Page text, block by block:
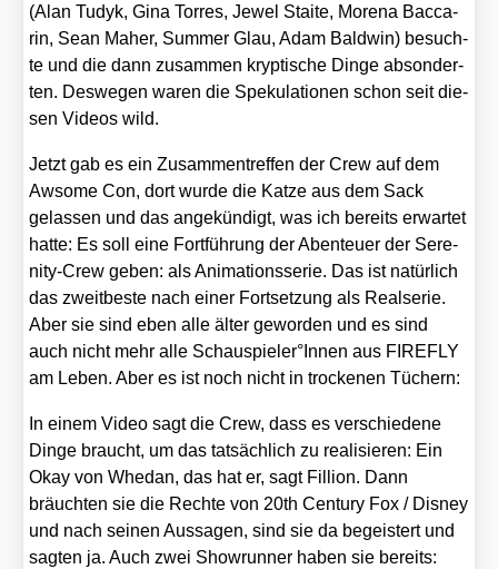
(Alan Tudyk, Gina Tor­res, Jewel Staite, More­na Bac­ca­
rin, Sean Maher, Sum­mer Glau, Adam Bald­win) besuch­
te und die dann zusam­men kryp­ti­sche Din­ge abson­der­
ten. Des­we­gen waren die Spe­ku­la­tio­nen schon seit die­
sen Vide­os wild.
Jetzt gab es ein Zusam­men­tref­fen der Crew auf dem
Awso­me Con, dort wur­de die Kat­ze aus dem Sack
gelas­sen und das ange­kün­digt, was ich bereits erwar­tet
hat­te: Es soll eine Fort­füh­rung der Aben­teu­er der Sere­
ni­ty-Crew geben: als Ani­ma­ti­ons­se­rie. Das ist natür­lich
das zweit­bes­te nach einer Fort­set­zung als Real­se­rie.
Aber sie sind eben alle älter gewor­den und es sind
auch nicht mehr alle Schauspieler°Innen aus FIREFLY
am Leben. Aber es ist noch nicht in tro­cke­nen Tüchern:
In einem Video sagt die Crew, dass es ver­schie­de­ne
Din­ge braucht, um das tat­säch­lich zu rea­li­sie­ren: Ein
Okay von Whe­dan, das hat er, sagt Fil­li­on. Dann
bräuch­ten sie die Rech­te von 20th Cen­tu­ry Fox /​ Dis­ney
und nach sei­nen Aus­sa­gen, sind sie da begeis­tert und
sag­ten ja. Auch zwei Show­run­ner haben sie bereits: